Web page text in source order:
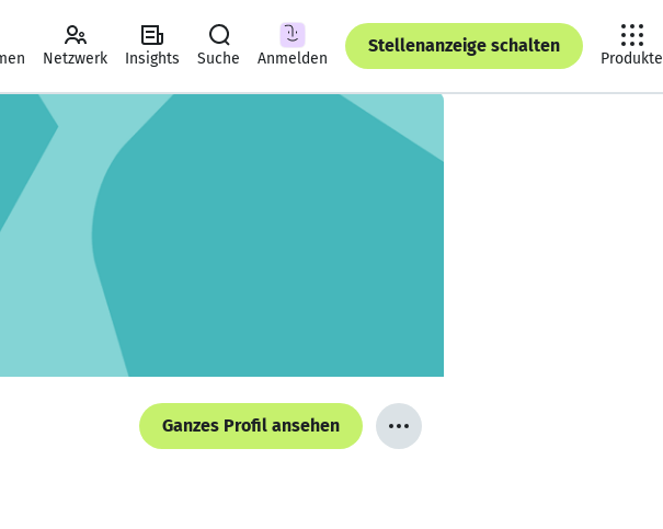
Netzwerk Insights Suche Anmelden
Stellenanzeige schalten
Produkte
Ganzes Profil ansehen